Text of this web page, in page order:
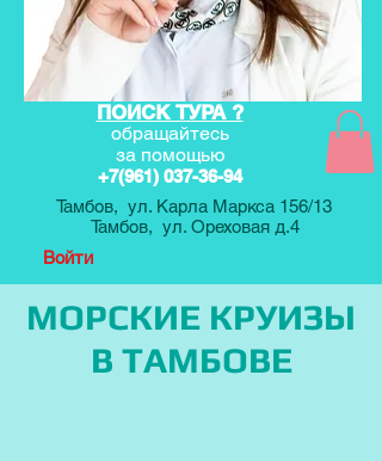
ПОИСК ТУРА ?
обращайтесь
за помощью
+7(961) 037-36-94
Тамбов, ул. Карла Маркса 156/13
Тамбов, ул. Ореховая д.4
Войти
МОРСКИЕ КРУИЗЫ
В ТАМБОВЕ